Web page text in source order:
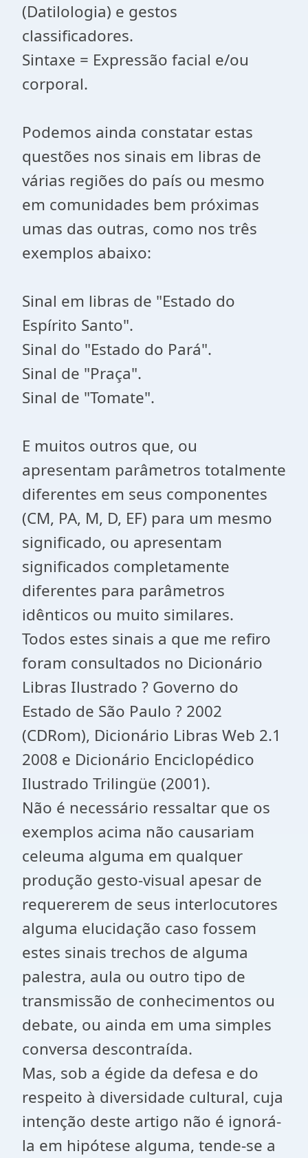
(Datilologia) e gestos
classificadores.
Sintaxe = Expressão facial e/ou
corporal.
Podemos ainda constatar estas
questões nos sinais em libras de
várias regiões do país ou mesmo
em comunidades bem próximas
umas das outras, como nos três
exemplos abaixo:
Sinal em libras de "Estado do
Espírito Santo".
Sinal do "Estado do Pará".
Sinal de "Praça".
Sinal de "Tomate".
E muitos outros que, ou
apresentam parâmetros totalmente
diferentes em seus componentes
(CM, PA, M, D, EF) para um mesmo
significado, ou apresentam
significados completamente
diferentes para parâmetros
idênticos ou muito similares.
Todos estes sinais a que me refiro
foram consultados no Dicionário
Libras Ilustrado ? Governo do
Estado de São Paulo ? 2002
(CDRom), Dicionário Libras Web 2.1
2008 e Dicionário Enciclopédico
Ilustrado Trilingüe (2001).
Não é necessário ressaltar que os
exemplos acima não causariam
celeuma alguma em qualquer
produção gesto-visual apesar de
requererem de seus interlocutores
alguma elucidação caso fossem
estes sinais trechos de alguma
palestra, aula ou outro tipo de
transmissão de conhecimentos ou
debate, ou ainda em uma simples
conversa descontraída.
Mas, sob a égide da defesa e do
respeito à diversidade cultural, cuja
intenção deste artigo não é ignorá-
la em hipótese alguma, tende-se a